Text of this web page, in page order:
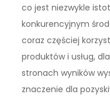
co jest niezwykle
konkurencyjnym
coraz częściej
produktów i usług,
stronach wyników
znaczenie dla